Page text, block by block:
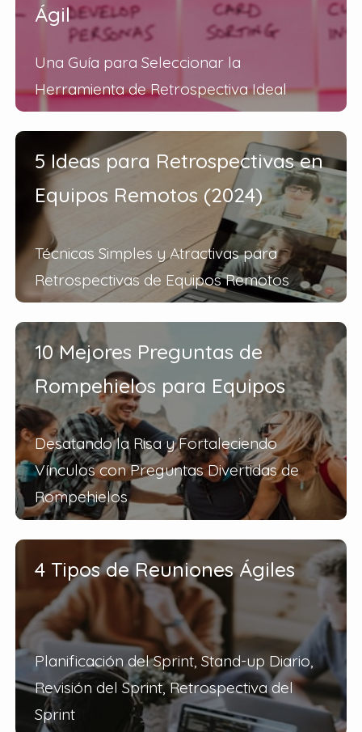
Ágil
Una Guía para Seleccionar la
Herramienta de Retrospectiva Ideal
5 Ideas para Retrospectivas en
Equipos Remotos (2024)
Técnicas Simples y Atractivas para
Retrospectivas de Equipos Remotos
10 Mejores Preguntas de
Rompehielos para Equipos
Desatando la Risa y Fortaleciendo
Vínculos con Preguntas Divertidas de
Rompehielos
4 Tipos de Reuniones Ágiles
Planificación del Sprint, Stand-up Diario,
Revisión del Sprint, Retrospectiva del
Sprint